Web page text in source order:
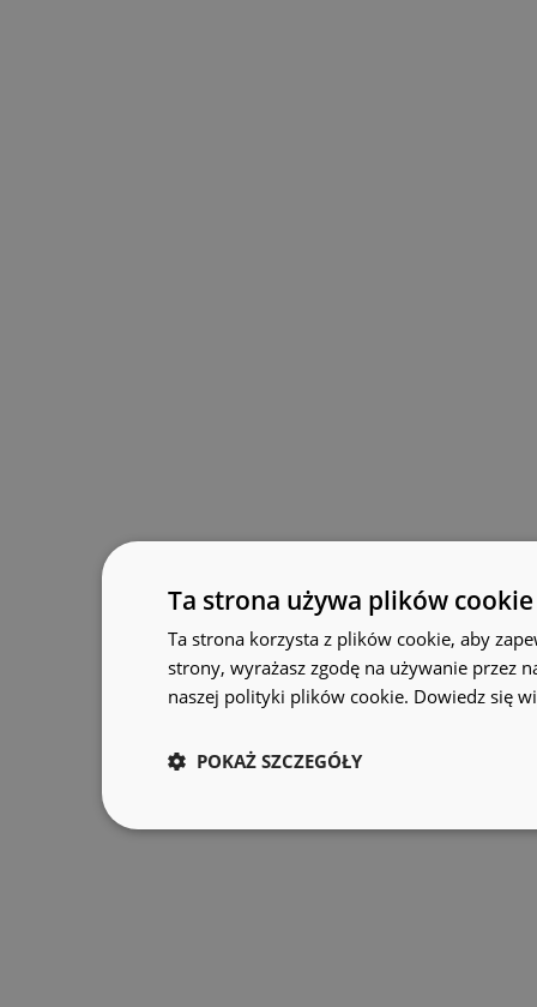
Ta strona używa plików cookie
Ta strona korzysta z plików cookie, aby
strony, wyrażasz zgodę na używanie przez
naszej polityki plików cookie. Dowiedz się
POKAŻ SZCZEGÓŁY